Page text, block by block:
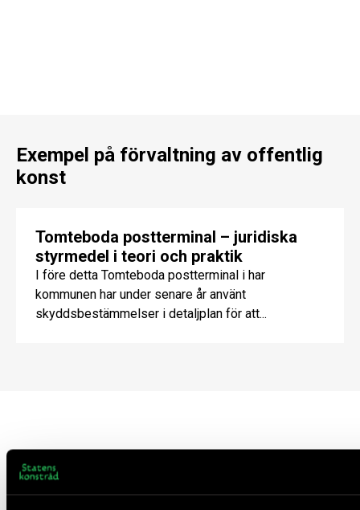
Exempel på förvaltning av offentlig
konst
Tomteboda postterminal – juridiska
styrmedel i teori och praktik
I före detta Tomteboda postterminal i har
kommunen har under senare år använt
skyddsbestämmelser i detaljplan för att...
Om Statens konstråd